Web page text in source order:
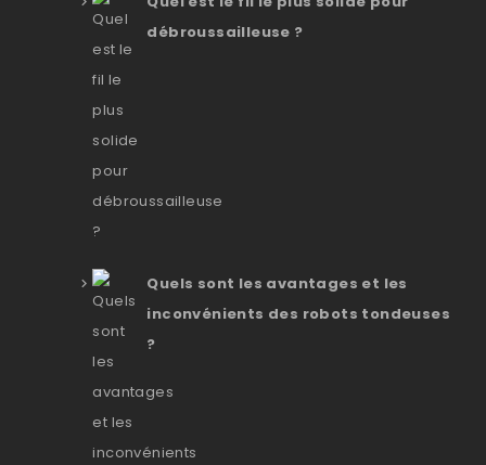
débroussailleuse ?
Quels sont les avantages et les
inconvénients des robots tondeuses
?